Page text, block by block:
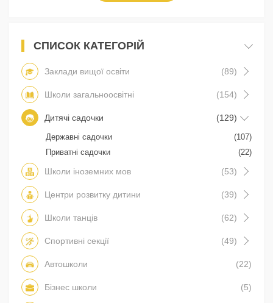
СПИСОК КАТЕГОРІЙ
Заклади вищої освіти (89)
Школи загальноосвітні (154)
Дитячі садочки (129)
Державні садочки
(107)
Приватні садочки
(22)
Школи іноземних мов (53)
Центри розвитку дитини (39)
Школи танців (62)
Спортивні секції (49)
Автошколи (22)
Бізнес школи (5)